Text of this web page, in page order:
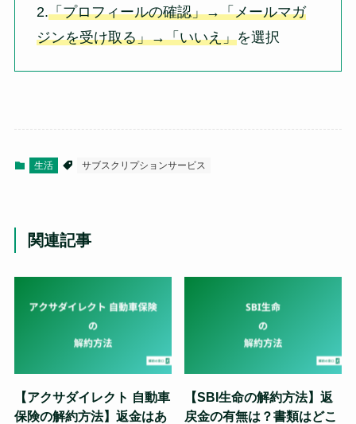
2.「プロフィールの確認」→「メールマガ
ジンを受け取る」→「いいえ」を選択
生活 サブスクリプションサービス
関連記事
【アクサダイレクト 自動車
保険の解約方法】返金はあ
【SBI生命の解約方法】返
戻金の有無は？書類はどこ